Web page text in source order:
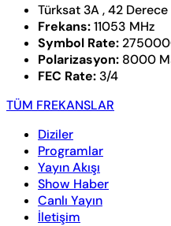
Türksat 3A , 42
Frekans:11053 MHz
Symbol Rate:
Polarizasyon: 8000
FEC Rate: 3/4
TÜM FREKANSLAR
Diziler
Programlar
Yayın Akışı
Show Haber
Canlı Yayın
İletişim